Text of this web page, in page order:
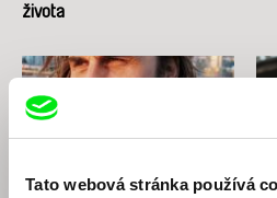
Tato webová stránka používá
života